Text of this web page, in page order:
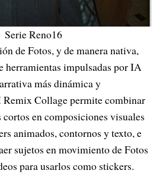
Serie Reno16
de Fotos, y de manera nativa,
herramientas impulsadas por IA
más dinámica y
Collage permite combinar
en composiciones visuales
animados, contornos y texto, e
sujetos en movimiento de Fotos
para usarlos como stickers.